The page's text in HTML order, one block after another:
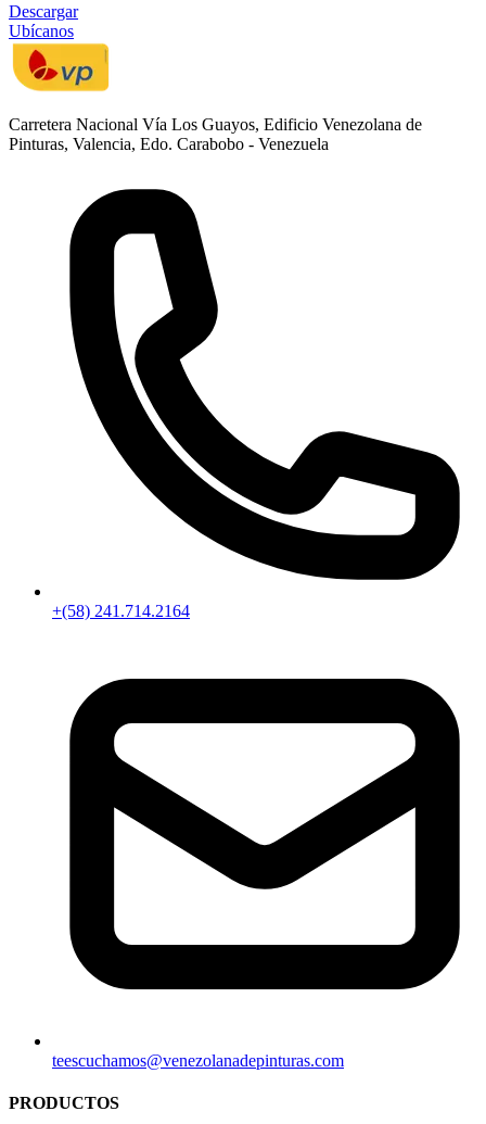
Descargar
Ubícanos
Carretera Nacional Vía Los Guayos, Edificio Venezolana de
Pinturas, Valencia, Edo. Carabobo - Venezuela
+(58) 241.714.2164
teescuchamos@venezolanadepinturas.com
PRODUCTOS